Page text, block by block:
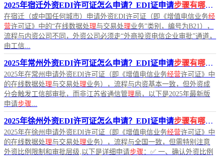
2025年宿迁外资EDI许可证怎么申请？EDI证申请步骤有哪些
在宿迁（或中国任何城市）申请外资EDI许可证（即《增值电信业务经
营许可证》中的“在线数据处理与交易处理业务”类别，编号为B21），
流程与内资公司不同，外资公司必须走“外商投资电信企业审批”通道，
由工信...
2025年常州外资EDI许可证怎么申请？EDI证申请步骤有哪些
2025年在常州申请外资EDI许可证（即《增值电信业务经营许可证》中
的在线数据处理与交易处理业务），流程与内资基本一致，但外资成
分会触发工信部审批，而非江苏省通信管理局，以下是2025年最新版
申请步骤
2025年徐州外资EDI许可证怎么申请？EDI证申请步骤有哪些
2025年在徐州申请外资EDI许可证（即《增值电信业务经营许可证》中
的在线数据处理与交易处理业务），流程与全国一致，但需特别注意
外资比例限制和审批层级,以下是详细申请步骤 ：✅ 一、确认外资比例